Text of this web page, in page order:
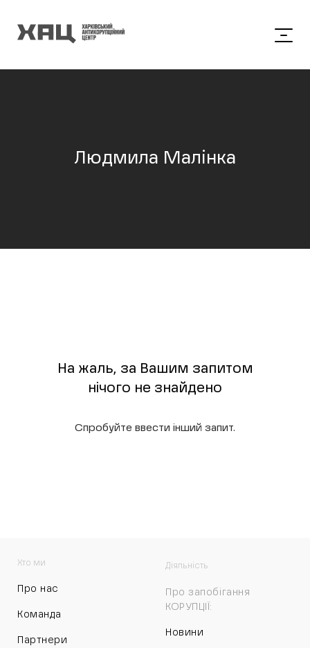
Людмила Малінка
На жаль, за Вашим запитом
нічого не знайдено
Спробуйте ввести інший запит.
Хто ми
Про нас
Команда
Партнери
Діяльність
Про запобігання
КОРУПЦІЇ:
Новини